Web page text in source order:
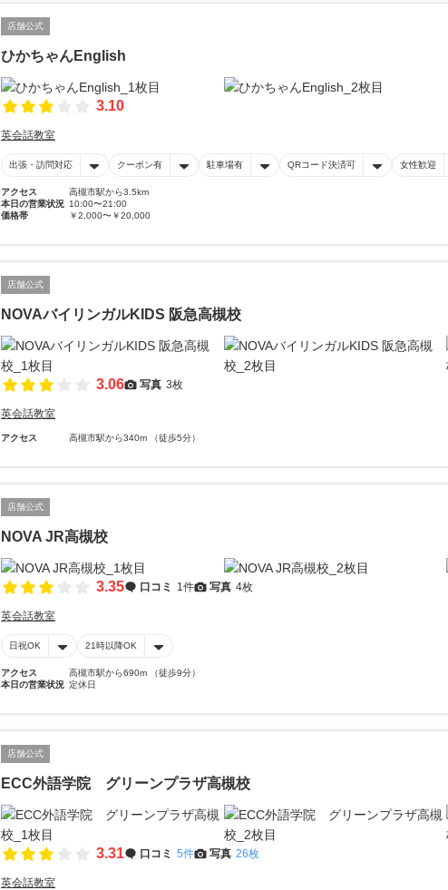
店舗公式
ひかちゃんEnglish
3.10
英会話教室
出張・訪問対応 クーポン有 駐車場有 QRコード決済可 女性歓迎
アクセス
高槻市駅から3.5km
本日の営業状況 10:00〜21:00
価格帯
￥2,000〜￥20,000
店舗公式
NOVAバイリンガルKIDS 阪急高槻校
3.06 写真 3枚
英会話教室
アクセス 高槻市駅から340m （徒歩5分）
店舗公式
NOVA JR高槻校
3.35 口コミ 1件 写真 4枚
英会話教室
日祝OK 21時以降OK
アクセス
高槻市駅から690m （徒歩9分）
本日の営業状況 定休日
店舗公式
ECC外語学院 グリーンプラザ高槻校
3.31 口コミ 5件 写真 26枚
英会話教室